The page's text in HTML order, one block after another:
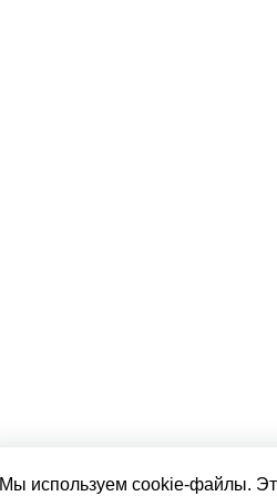
Мы используем cookie-файлы.